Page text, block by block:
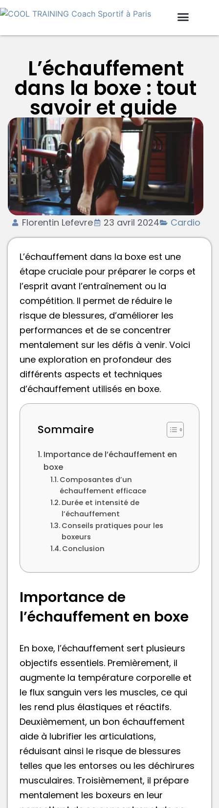
L’échauffement
dans la boxe : tout
savoir et guide
Florentin Lefevre 23 avril 2024 Cardio
L’échauffement dans la boxe est une
étape cruciale pour préparer le corps et
l’esprit avant l’entraînement ou la
compétition. Il permet de réduire le
risque de blessures, d’améliorer les
performances et de se concentrer
mentalement sur les défis à venir. Voici
une exploration en profondeur des
différents aspects et techniques
d’échauffement utilisés en boxe.
Sommaire
Importance de l’échauffement en
boxe
Composantes d’un
échauffement efficace
Durée et intensité de
l’échauffement
Conseils pratiques pour les
boxeurs
Conclusion
Importance de
l’échauffement en boxe
En boxe, l’échauffement sert plusieurs
objectifs essentiels. Premièrement, il
augmente la température corporelle et
le flux sanguin vers les muscles, ce qui
les rend plus élastiques et réactifs.
Deuxièmement, un bon échauffement
aide à lubrifier les articulations,
réduisant ainsi le risque de blessures
telles que les entorses ou les déchirures
musculaires. Troisièmement, il prépare
mentalement les boxeurs en leur